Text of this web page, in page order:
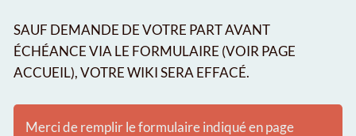
SAUF DEMANDE DE VOTRE PART AVANT
ÉCHÉANCE VIA LE FORMULAIRE (VOIR PAGE
ACCUEIL), VOTRE WIKI SERA EFFACÉ.
Merci de remplir le formulaire indiqué en page